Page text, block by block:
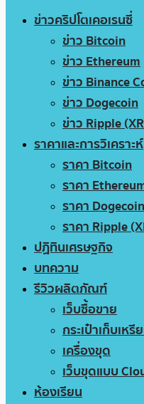
ข่าวคริปโตเคอเรนซี่
ข่าว Bitcoin
ข่าว Ethereum
ข่าว Binance
ข่าว Dogecoin
ข่าว Ripple
ราคาและการวิเคราะห์
ราคา Bitcoin
ราคา
ราคา Dogecoin
ราคา Ripple
ปฏิทินเศรษฐกิจ
บทความ
รีวิวผลิตภัณฑ์
เว็บซื้อขาย
กระเป๋าเก็บเห
เครื่องขุด
เว็บขุดแบบ
ห้องเรียน